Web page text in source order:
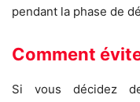
pendant la phase de
Comment
Si vous décidez